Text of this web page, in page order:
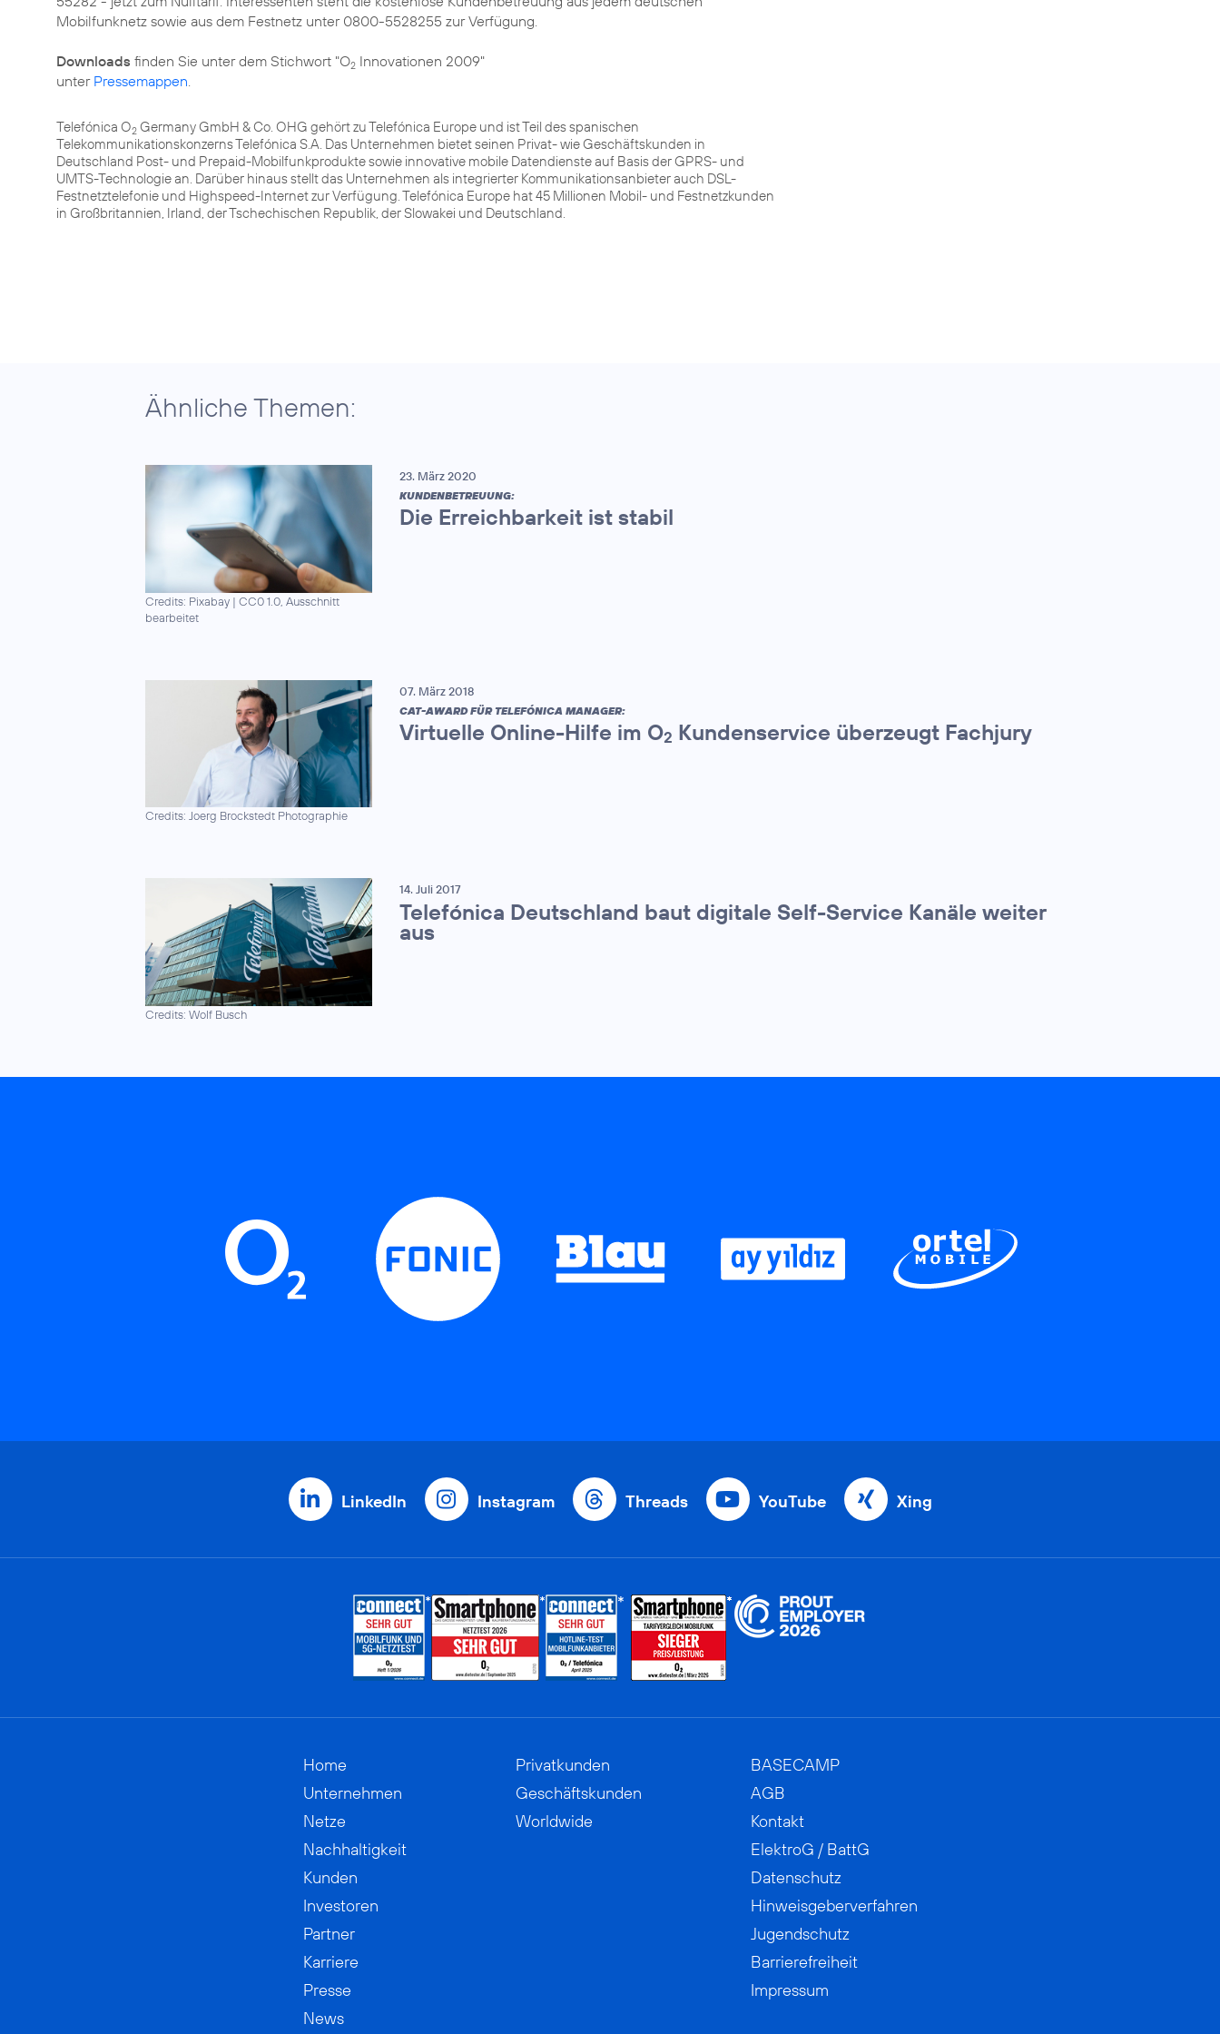
Mobilfunknetz sowie aus dem Festnetz unter 0800-5528255 zur Verfügung.
Downloads finden Sie unter dem Stichwort "O2 Innovationen 2009"
unter Pressemappen.
Telefónica O2 Germany GmbH & Co. OHG gehört zu Telefónica Europe und ist Teil des spanischen
Telekommunikationskonzerns Telefónica S.A. Das Unternehmen bietet seinen Privat- wie Geschäftskunden in
Deutschland Post- und Prepaid-Mobilfunkprodukte sowie innovative mobile Datendienste auf Basis der GPRS- und
UMTS-Technologie an. Darüber hinaus stellt das Unternehmen als integrierter Kommunikationsanbieter auch DSL-
Festnetztelefonie und Highspeed-Internet zur Verfügung. Telefónica Europe hat 45 Millionen Mobil- und Festnetzkunden
in Großbritannien, Irland, der Tschechischen Republik, der Slowakei und Deutschland.
Ähnliche Themen:
Credits: Pixabay | CC0 1.0, Ausschnitt
bearbeitet
23. März 2020
KUNDENBETREUUNG:
Die Erreichbarkeit ist stabil
Credits: Joerg Brockstedt Photographie
07. März 2018
CAT-AWARD FÜR TELEFÓNICA MANAGER:
Virtuelle Online-Hilfe im O2 Kundenservice überzeugt Fachjury
Credits: Wolf Busch
14. Juli 2017
Telefónica Deutschland baut digitale Self-Service Kanäle weiter
aus
LinkedIn Instagram Threads YouTube Xing
Home
Unternehmen
Netze
Nachhaltigkeit
Kunden
Investoren
Partner
Karriere
Presse
News
Privatkunden
Geschäftskunden
Worldwide
BASECAMP
AGB
Kontakt
ElektroG / BattG
Datenschutz
Hinweisgeberverfahren
Jugendschutz
Barrierefreiheit
Impressum